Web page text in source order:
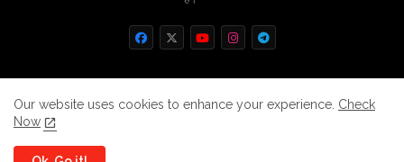
Home About Contact us
Privacy Policy
Our website uses cookies to enhance your experience. Check
Now